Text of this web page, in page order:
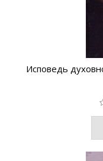
Исповедь